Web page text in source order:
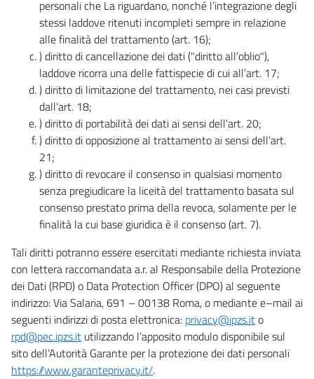
personali che La riguardano, nonché l’integrazione degli
stessi laddove ritenuti incompleti sempre in relazione
alle finalità del trattamento (art. 16);
) diritto di cancellazione dei dati ("diritto all’oblio"),
laddove ricorra una delle fattispecie di cui all’art. 17;
) diritto di limitazione del trattamento, nei casi previsti
dall’art. 18;
) diritto di portabilità dei dati ai sensi dell’art. 20;
) diritto di opposizione al trattamento ai sensi dell’art.
21;
) diritto di revocare il consenso in qualsiasi momento
senza pregiudicare la liceità del trattamento basata sul
consenso prestato prima della revoca, solamente per le
finalità la cui base giuridica è il consenso (art. 7).
Tali diritti potranno essere esercitati mediante richiesta inviata
con lettera raccomandata a.r. al Responsabile della Protezione
dei Dati (RPD) o Data Protection Officer (DPO) al seguente
indirizzo: Via Salaria, 691 – 00138 Roma, o mediante e–mail ai
seguenti indirizzi di posta elettronica: privacy@ipzs.ito
rpd@pec.ipzs.it utilizzando l’apposito modulo disponibile sul
sito dell’Autorità Garante per la protezione dei dati personali
https://www.garanteprivacy.it/.